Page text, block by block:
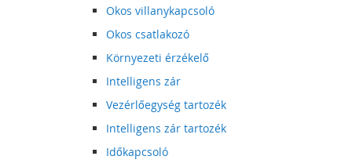
Okos villanykapcsoló
Okos csatlakozó
Környezeti érzékelő
Intelligens zár
Vezérlőegység tartozék
Intelligens zár tartozék
Időkapcsoló